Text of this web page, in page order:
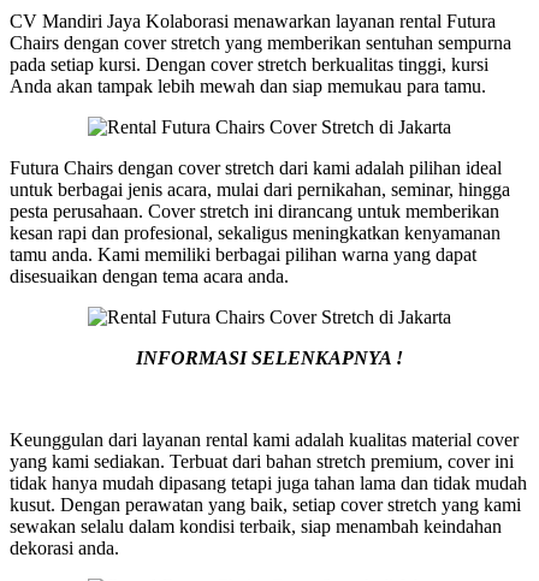
CV Mandiri Jaya Kolaborasi menawarkan layanan rental Futura
Chairs dengan cover stretch yang memberikan sentuhan sempurna
pada setiap kursi. Dengan cover stretch berkualitas tinggi, kursi
Anda akan tampak lebih mewah dan siap memukau para tamu.
Futura Chairs dengan cover stretch dari kami adalah pilihan ideal
untuk berbagai jenis acara, mulai dari pernikahan, seminar, hingga
pesta perusahaan. Cover stretch ini dirancang untuk memberikan
kesan rapi dan profesional, sekaligus meningkatkan kenyamanan
tamu anda. Kami memiliki berbagai pilihan warna yang dapat
disesuaikan dengan tema acara anda.
INFORMASI SELENKAPNYA !
Keunggulan dari layanan rental kami adalah kualitas material cover
yang kami sediakan. Terbuat dari bahan stretch premium, cover ini
tidak hanya mudah dipasang tetapi juga tahan lama dan tidak mudah
kusut. Dengan perawatan yang baik, setiap cover stretch yang kami
sewakan selalu dalam kondisi terbaik, siap menambah keindahan
dekorasi anda.